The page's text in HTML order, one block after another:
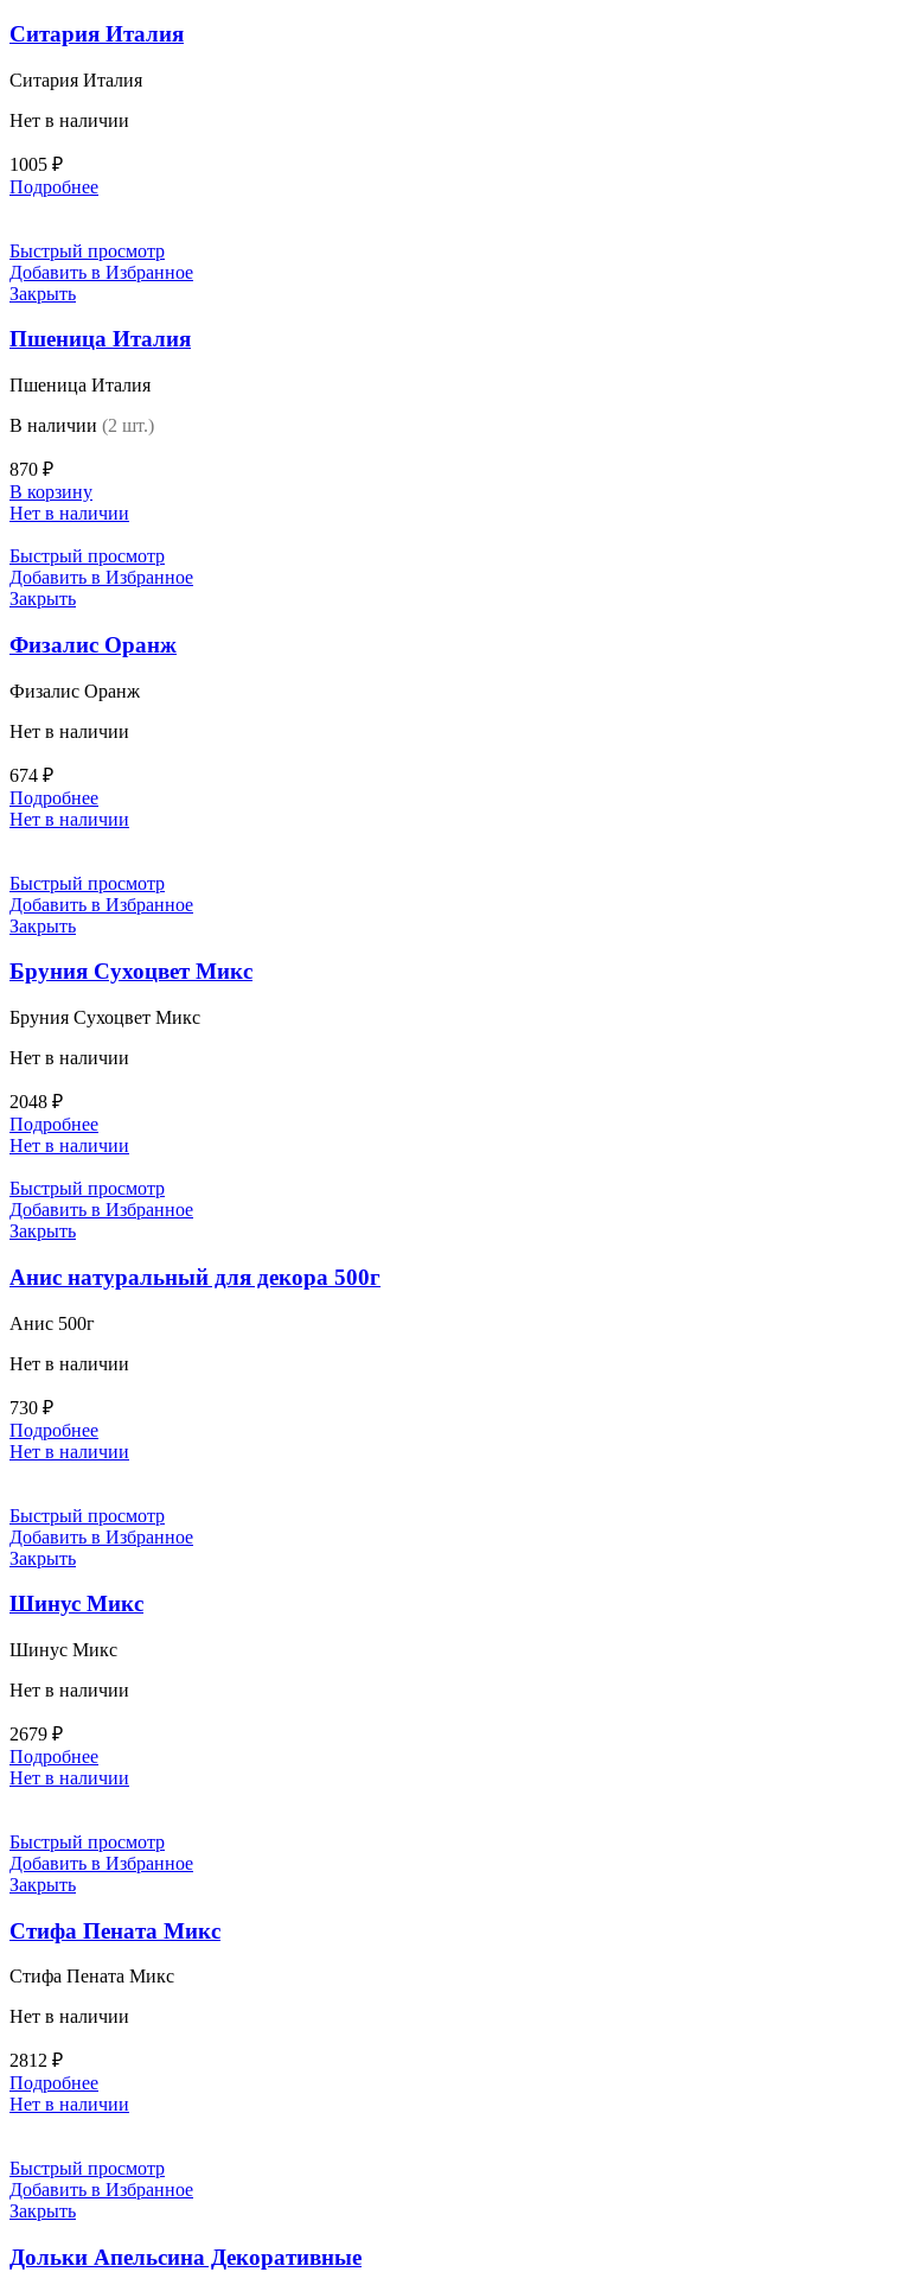
Ситария Италия
Ситария Италия
Нет в наличии
1005 ₽
Подробнее
Быстрый просмотр
Добавить в Избранное
Закрыть
Пшеница Италия
Пшеница Италия
В наличии (2 шт.)
870 ₽
В корзину
Нет в наличии
Быстрый просмотр
Добавить в Избранное
Закрыть
Физалис Оранж
Физалис Оранж
Нет в наличии
674 ₽
Подробнее
Нет в наличии
Быстрый просмотр
Добавить в Избранное
Закрыть
Бруния Сухоцвет Микс
Бруния Сухоцвет Микс
Нет в наличии
2048 ₽
Подробнее
Нет в наличии
Быстрый просмотр
Добавить в Избранное
Закрыть
Анис натуральный для декора 500г
Анис 500г
Нет в наличии
730 ₽
Подробнее
Нет в наличии
Быстрый просмотр
Добавить в Избранное
Закрыть
Шинус Микс
Шинус Микс
Нет в наличии
2679 ₽
Подробнее
Нет в наличии
Быстрый просмотр
Добавить в Избранное
Закрыть
Стифа Пената Микс
Стифа Пената Микс
Нет в наличии
2812 ₽
Подробнее
Нет в наличии
Быстрый просмотр
Добавить в Избранное
Закрыть
Дольки Апельсина Декоративные